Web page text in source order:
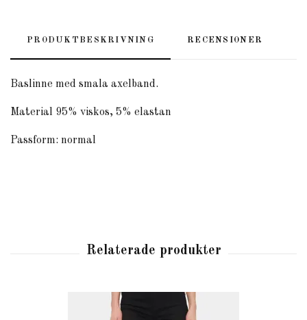
PRODUKTBESKRIVNING RECENSIONER
Baslinne med smala axelband.
Material 95% viskos, 5% elastan
Passform: normal